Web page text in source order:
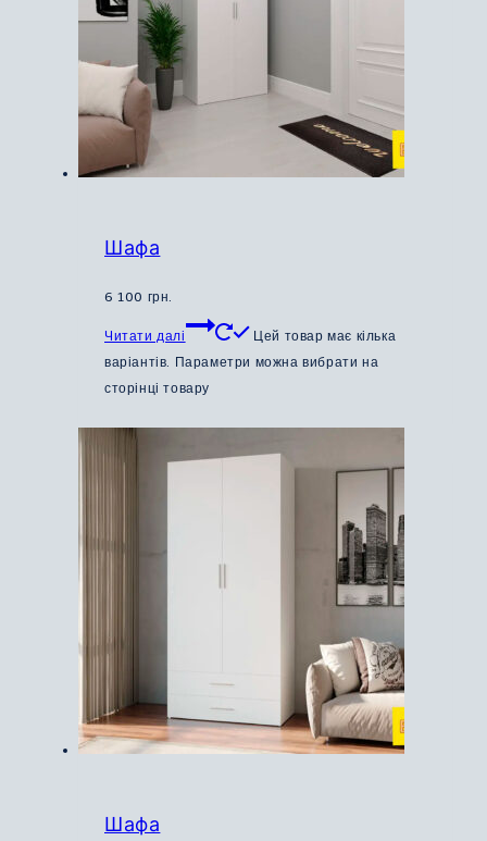
Шафа
6 100 грн.
Читати далі
Цей товар має кілька
варіантів. Параметри можна вибрати на
сторінці товару
Шафа